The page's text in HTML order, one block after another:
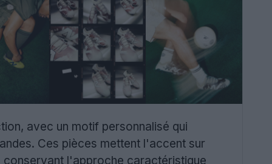
avec un motif personnalisé qui
Ces pièces mettent l'accent sur
conservant l'approche caractéristique